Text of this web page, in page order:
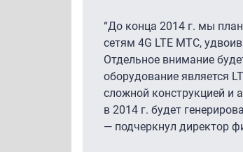
“До конца 2014 г. мы
сетям 4G LTE МТС,
Отдельное внимание
оборудование является
сложной конструкцией и
в 2014 г. будет
— подчеркнул директор